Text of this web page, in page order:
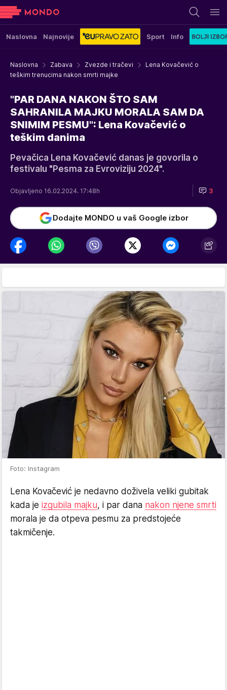
Naslovna Najnovije Sport Info
Naslovna Zabava Zvezde i tračevi
Lena Kovačević o
teškim trenucima nakon smrti majke
"PAR DANA NAKON ŠTO SAM
SAHRANILA MAJKU MORALA SAM DA
SNIMIM PESMU": Lena Kovačević o
teškim danima
Pevačica Lena Kovačević danas je govorila o
festivalu "Pesma za Evroviziju 2024".
Objavljeno 16.02.2024. 17:48h 3
Dodajte MONDO u vaš Google izbor
Foto: Instagram
Lena Kovačević je nedavno doživela veliki gubitak
kada je izgubila majku, i par dana nakon njene smrti
morala je da otpeva pesmu za predstojeće
takmičenje.